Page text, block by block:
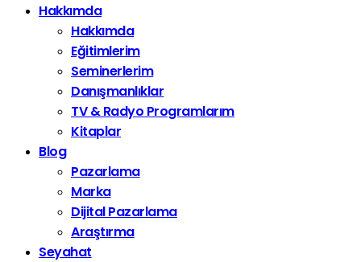
Hakkımda
Hakkımda
Eğitimlerim
Seminerlerim
Danışmanlıklar
TV & Radyo Programlarım
Kitaplar
Blog
Pazarlama
Marka
Dijital Pazarlama
Araştırma
Seyahat